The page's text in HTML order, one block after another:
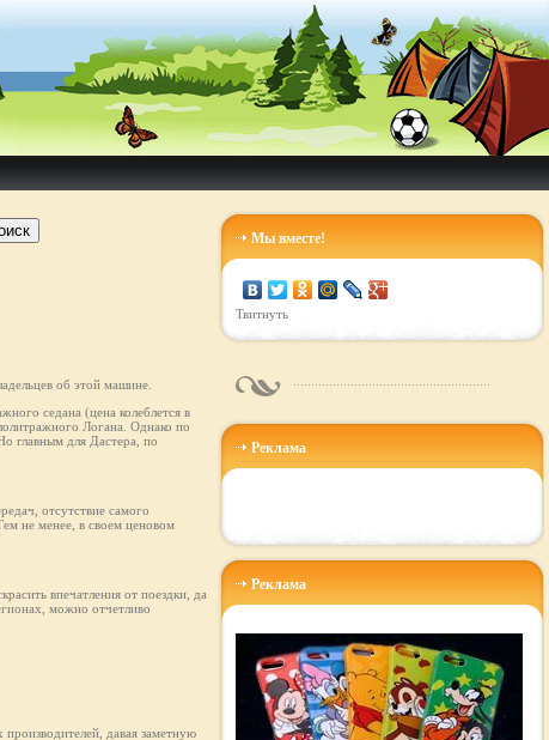
об этой машине.
седана (цена колеблется в
Логана. Однако по
главным для Дастера, по
отсутствие самого
не менее, в своем ценовом
впечатления от поездки, да
можно отчетливо
давая заметную
Мы вместе!
Твитнуть
Реклама
Реклама